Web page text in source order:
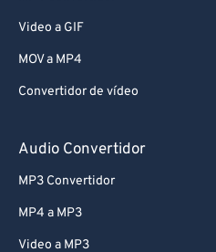
Video a GIF
MOV a MP4
Convertidor de vídeo
Audio Convertidor
MP3 Convertidor
MP4 a MP3
Video a MP3